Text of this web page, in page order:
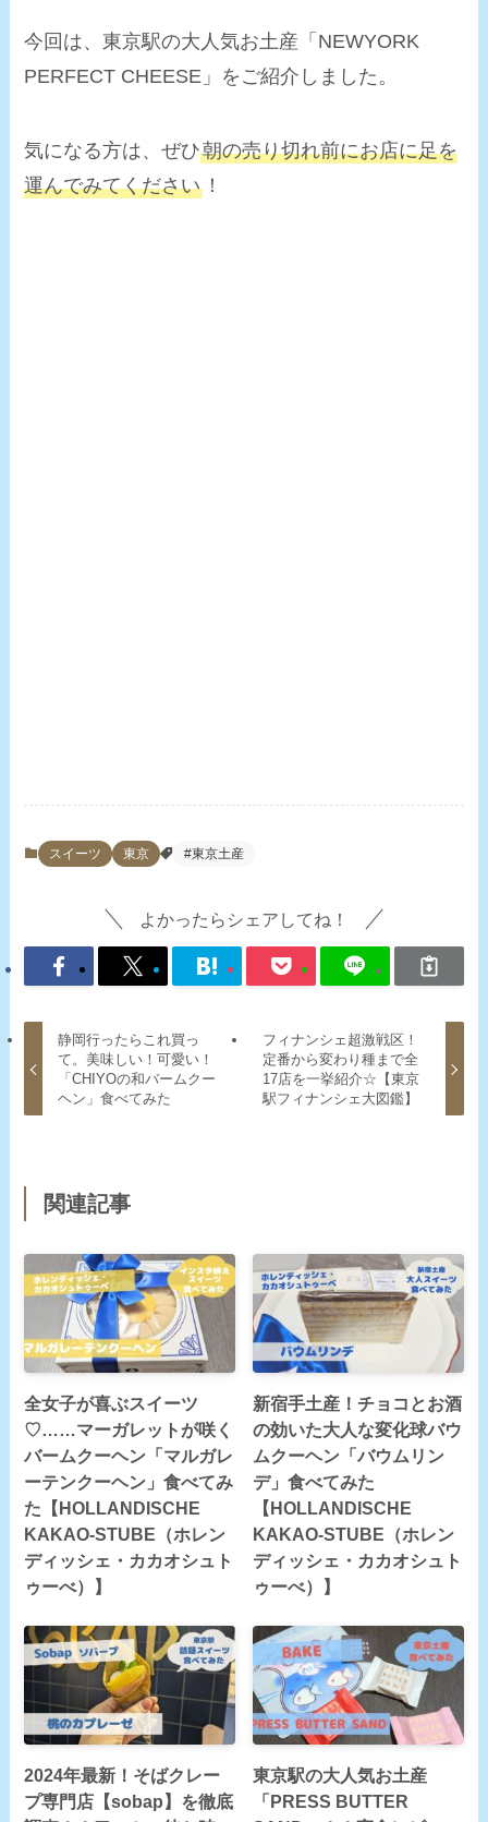
今回は、東京駅の大人気お土産「NEWYORK
PERFECT CHEESE」をご紹介しました。
気になる方は、ぜひ朝の売り切れ前にお店に足を
運んでみてください ！
スイーツ 東京 #東京土産
よかったらシェアしてね！
静岡行ったらこれ買っ
て。美味しい！可愛い！
「CHIYOの和バームクー
ヘン」食べてみた
フィナンシェ超激戦区！
定番から変わり種まで全
17店を一挙紹介☆【東京
駅フィナンシェ大図鑑】
関連記事
全女子が喜ぶスイーツ
♡……マーガレットが咲く
バームクーヘン「マルガレ
ーテンクーヘン」食べてみ
た【HOLLANDISCHE
KAKAO-STUBE（ホレン
ディッシェ・カカオシュト
ゥーべ）】
新宿手土産！チョコとお酒
の効いた大人な変化球バウ
ムクーヘン「バウムリン
デ」食べてみた
【HOLLANDISCHE
KAKAO-STUBE（ホレン
ディッシェ・カカオシュト
ゥーべ）】
2024年最新！そばクレー
プ専門店【sobap】を徹底
東京駅の大人気お土産
「PRESS BUTTER